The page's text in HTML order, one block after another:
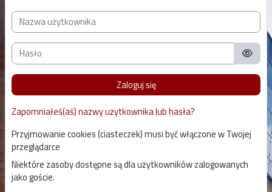
Nazwa użytkownika
Hasło
Zaloguj się
Zapomniałeś(aś) nazwy użytkownika lub hasła?
Przyjmowanie cookies (ciasteczek) musi być włączone w Twojej
przeglądarce
Niektóre zasoby dostępne są dla użytkowników zalogowanych
jako goście.